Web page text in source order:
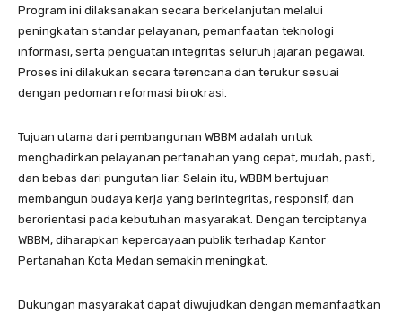
Program ini dilaksanakan secara berkelanjutan melalui
peningkatan standar pelayanan, pemanfaatan teknologi
informasi, serta penguatan integritas seluruh jajaran pegawai.
Proses ini dilakukan secara terencana dan terukur sesuai
dengan pedoman reformasi birokrasi.
Tujuan utama dari pembangunan WBBM adalah untuk
menghadirkan pelayanan pertanahan yang cepat, mudah, pasti,
dan bebas dari pungutan liar. Selain itu, WBBM bertujuan
membangun budaya kerja yang berintegritas, responsif, dan
berorientasi pada kebutuhan masyarakat. Dengan terciptanya
WBBM, diharapkan kepercayaan publik terhadap Kantor
Pertanahan Kota Medan semakin meningkat.
Dukungan masyarakat dapat diwujudkan dengan memanfaatkan